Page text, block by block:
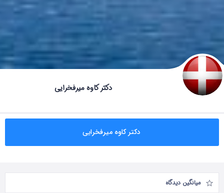
دکتر کاوه میرفخرایی
دکتر کاوه میرفخرایی
میانگین دیدگاه